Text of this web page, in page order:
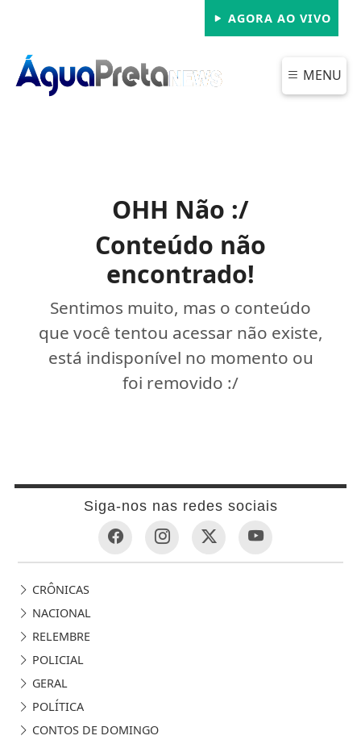
AGORA AO VIVO
MENU
OHH Não :/
Conteúdo não
encontrado!
Sentimos muito, mas o conteúdo
que você tentou acessar não existe,
está indisponível no momento ou
foi removido :/
Siga-nos nas redes sociais
CRÔNICAS
NACIONAL
RELEMBRE
POLICIAL
GERAL
POLÍTICA
CONTOS DE DOMINGO